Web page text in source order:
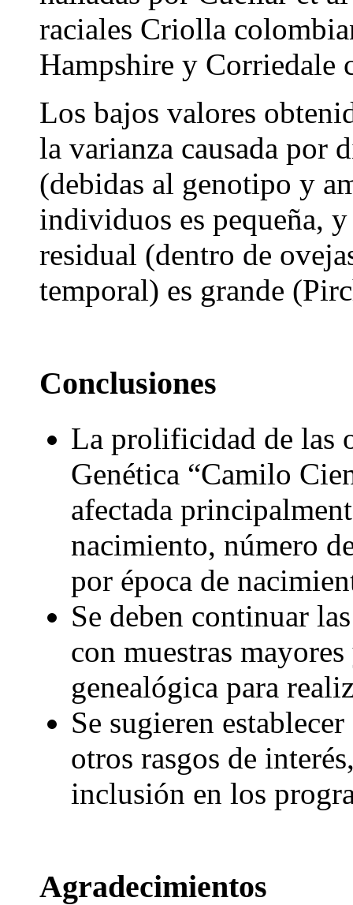
raciales Criolla
Hampshire y Corriedale
Los bajos valores
la varianza causada por
(debidas al genotipo y
individuos es pequeña,
residual (dentro de
temporal) es grande
Conclusiones
La prolificidad de las
Genética “Camilo
afectada
nacimiento, número
por época de
Se deben continuar
con muestras
genealógica para
Se sugieren
otros rasgos de
inclusión en los
Agradecimientos